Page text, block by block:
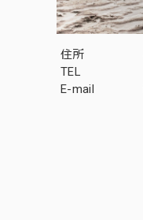
住所
TEL
E-mail